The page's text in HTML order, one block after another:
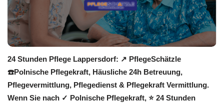
24 Stunden Pflege Lappersdorf: ↗️ PflegeSchätzle
☎️Polnische Pflegekraft, Häusliche 24h Betreuung,
Pflegevermittlung, Pflegedienst & Pflegekraft Vermittlung.
Wenn Sie nach ✓ Polnische Pflegekraft, ⭐ 24 Stunden